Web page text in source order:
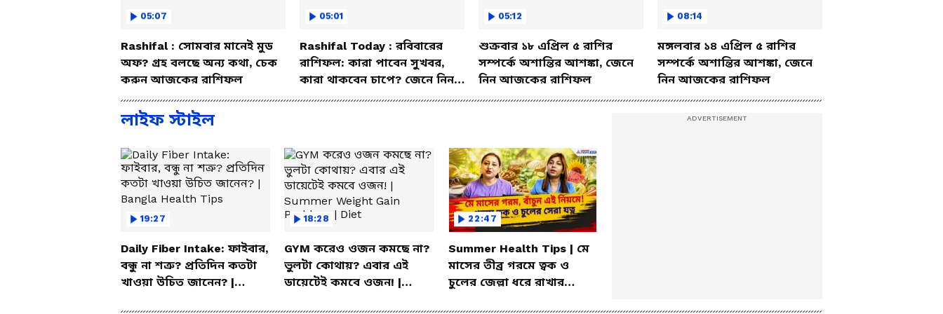
সতর্ক থাকুন নাহলে কর্মক্ষেত্রে সন্মানহানি হওয়ার আশঙ্কা আছে। ব্যয় বেশি হওয়ায়
পশ্চিম দিক। শুভ রত্ন মুনস্টোন।
সিংহ–
কর্মচারীর জন্য ব্যবসায় লাভ করার সুযোগ পাবেন। অসৎসঙ্গে ক্ষতির যোগ রয়েছে।
আজকে অন্য দিনের তুলনায় পরিশ্রম বেশি হতে পারে। যুক্তিপূর্ন আলোচনায় আজ
আপনার সম্মান বৃদ্ধি পাবে। আজ গুরুজনদের পরামর্শ মেনে চললে ব্যবসায় লাভ করেত
05:07
Rashifal : সোমবার মানেই মুড
অফ? গ্রহ বলছে অন্য কথা, চেক
করুন আজকের রাশিফল
05:01
Rashifal Today : রবিবারের
রাশিফল: কারা পাবেন সুখবর,
কারা থাকবেন চাপে? জেনে নিন
05:12
শুক্রবার ১৮ এপ্রিল ৫ রাশির
সম্পর্কে অশান্তির আশঙ্কা, জেনে
নিন আজকের রাশিফল
08:14
মঙ্গলবার ১৪ এপ্রিল ৫ রাশির
সম্পর্কে অশান্তির আশঙ্কা, জেনে
নিন আজকের রাশিফল
লাইফ স্টাইল
19:27
Daily Fiber Intake: ফাইবার,
বন্ধু না শত্রু? প্রতিদিন কতটা
খাওয়া উচিত জানেন? |
18:28
GYM করেও ওজন কমছে না?
ভুলটা কোথায়? এবার এই
ডায়েটেই কমবে ওজন! |
22:47
Summer Health Tips | মে
মাসের তীব্র গরমে ত্বক ও
চুলের জেল্লা ধরে রাখার